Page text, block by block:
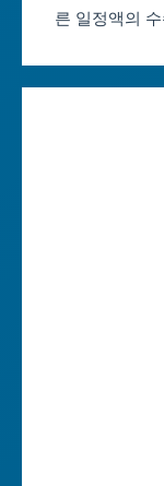
대구축제
인천축제
른 일정액의